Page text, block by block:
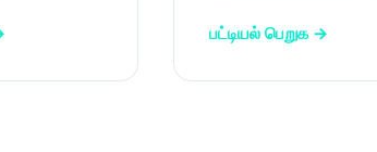
பட்டியல் பெறுக →